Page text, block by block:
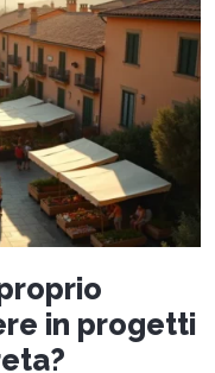
in progetti